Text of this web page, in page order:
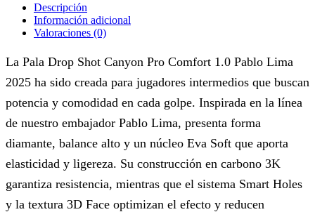
Descripción
Información adicional
Valoraciones (0)
La Pala Drop Shot Canyon Pro Comfort 1.0 Pablo Lima
2025 ha sido creada para jugadores intermedios que buscan
potencia y comodidad en cada golpe. Inspirada en la línea
de nuestro embajador Pablo Lima, presenta forma
diamante, balance alto y un núcleo Eva Soft que aporta
elasticidad y ligereza. Su construcción en carbono 3K
garantiza resistencia, mientras que el sistema Smart Holes
y la textura 3D Face optimizan el efecto y reducen